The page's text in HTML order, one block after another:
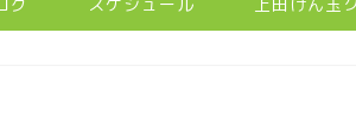
グ スケジュール 上田けん玉